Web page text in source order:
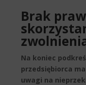
Brak
Na koniec
przedsiębiorca
uwagi na